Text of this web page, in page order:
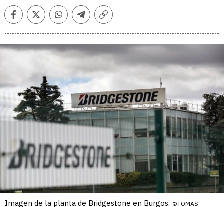
FacebookTwitterWhatsappTelegramCopiar
Imagen de la planta de Bridgestone en Burgos. ©TOMAS